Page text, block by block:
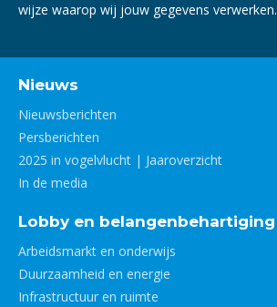
wijze waarop wij jouw gegevens verwerken.
Nieuws
Nieuwsberichten
Persberichten
2025 in vogelvlucht | Jaaroverzicht
In de media
Lobby en belangenbehartiging
Arbeidsmarkt en onderwijs
Duurzaamheid en energie
Infrastructuur en ruimte